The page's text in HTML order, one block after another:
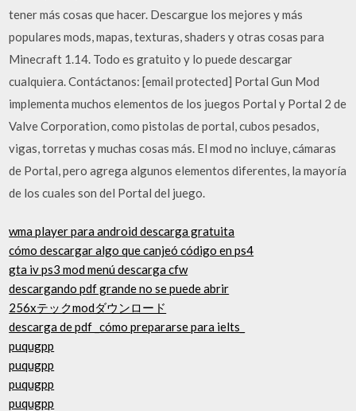
tener más cosas que hacer. Descargue los mejores y más
populares mods, mapas, texturas, shaders y otras cosas para
Minecraft 1.14. Todo es gratuito y lo puede descargar
cualquiera. Contáctanos: [email protected] Portal Gun Mod
implementa muchos elementos de los juegos Portal y Portal 2 de
Valve Corporation, como pistolas de portal, cubos pesados,
vigas, torretas y muchas cosas más. El mod no incluye, cámaras
de Portal, pero agrega algunos elementos diferentes, la mayoría
de los cuales son del Portal del juego.
wma player para android descarga gratuita
cómo descargar algo que canjeó código en ps4
gta iv ps3 mod menú descarga cfw
descargando pdf grande no se puede abrir
256xテックmodダウンロード
descarga de pdf _cómo prepararse para ielts_
puqugpp
puqugpp
puqugpp
puqugpp